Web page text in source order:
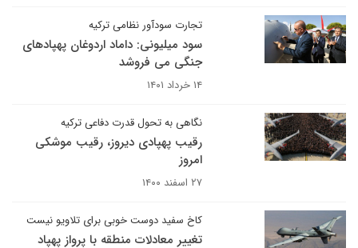
تجارت سودآور نظامی ترکیه
سود میلیونی: داماد اردوغان پهپادهای
جنگی می ‌فروشد
۱۴ خرداد ۱۴۰۱
نگاهی به تحول قدرت دفاعی ترکیه
رقیب پهپادی دیروز، رقیب موشکی
امروز
۲۷ اسفند ۱۴۰۰
کاخ سفید دوست خوبی برای تلاویو نیست
تغییر معادلات منطقه با پرواز پهپاد